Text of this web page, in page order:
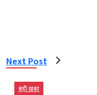
Next Post
बड़ी खबर